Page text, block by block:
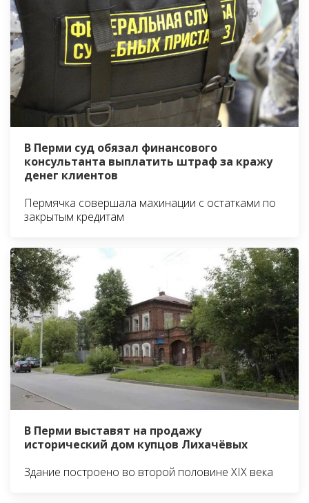
В Перми суд обязал финансового
консультанта выплатить штраф за кражу
денег клиентов
Пермячка совершала махинации с остатками по
закрытым кредитам
В Перми выставят на продажу
исторический дом купцов Лихачёвых
Здание построено во второй половине XIX века